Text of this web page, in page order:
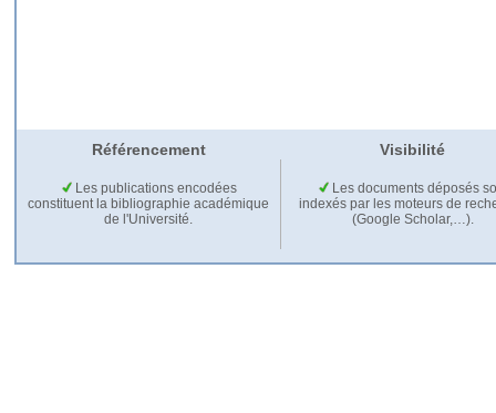
Référencement Visibilité
Les publications encodées
constituent la bibliographie académique
de l'Université.
Les documents déposés
indexés par les moteurs de
(Google Scholar,…).